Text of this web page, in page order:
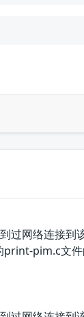
过网络连接到
pim.c文件